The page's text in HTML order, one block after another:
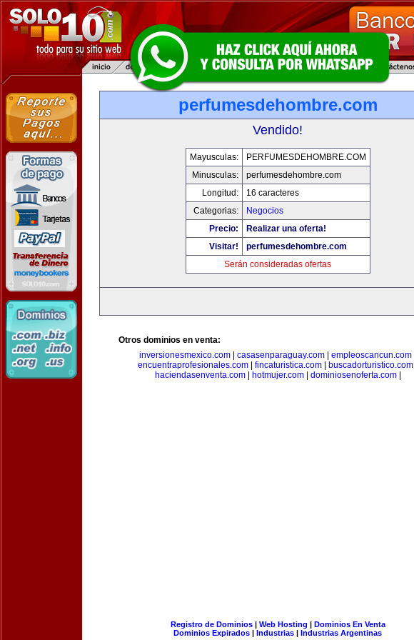
perfumesdehombre.com
Vendido!
Mayusculas:
PERFUMESDEHOMBRE.COM
Minusculas:
perfumesdehombre.com
Longitud:
16 caracteres
Categorias:
Negocios
Precio:
Realizar una oferta!
Visitar!
perfumesdehombre.com
Serán consideradas ofertas
Otros dominios en venta:
inversionesmexico.com
casasenparaguay.com empleoscancun.com
encuentraprofesionales.com
fincaturistica.com buscadorturistico.com
haciendasenventa.com| hotmujer.com| dominiosenoferta.com|
Registro de Dominios| Web Hosting | Dominios En Venta
Dominios Expirados | Industrias | Industrias Argentinas